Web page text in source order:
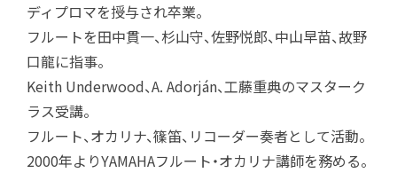
ディプロマを授与され卒業。
フルートを田中貫一、杉山守、佐野悦郎、中山早苗、故野
口龍に指事。
Keith Underwood、A. Adorján、工藤重典のマスターク
ラス受講。
フルート、オカリナ、篠笛、リコーダー奏者として活動。
2000年よりYAMAHAフルート・オカリナ講師を務める。